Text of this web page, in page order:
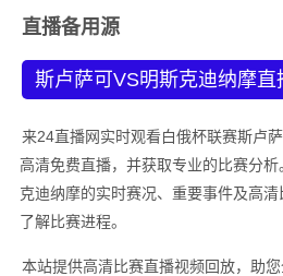
直播备用源
斯卢萨可VS明斯克迪纳摩直
来24直播网实时观看白俄杯联赛斯卢
高清免费直播，并获取专业的比赛分
克迪纳摩的实时赛况、重要事件及高
了解比赛进程。
本站提供高清比赛直播视频回放，助